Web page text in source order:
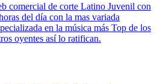
comercial de corte Latino Juvenil con
del día con la mas variada
en la música más Top de los
oyentes así lo ratifican.